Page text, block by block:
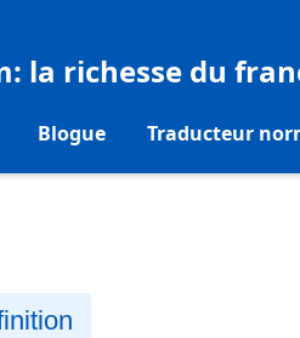
: la richesse du
Blogue Traducteur